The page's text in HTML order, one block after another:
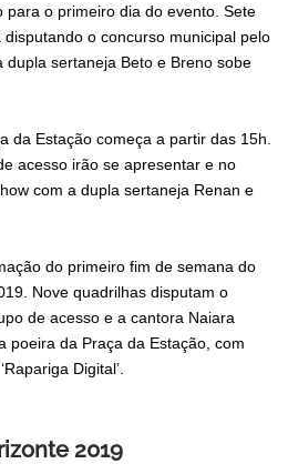
para o primeiro dia do evento. Sete
o concurso municipal pelo
dupla sertaneja Beto e Breno sobe
da Estação começa a partir das 15h.
acesso irão se apresentar e no
com a dupla sertaneja Renan e
do primeiro fim de semana do
Nove quadrilhas disputam o
de acesso e a cantora Naiara
poeira da Praça da Estação, com
Digital’.
2019